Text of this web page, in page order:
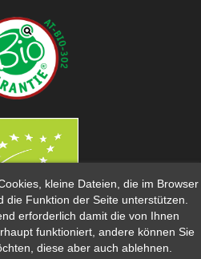
kleine Dateien, die im Browser
die Funktion der Seite unterstützen.
erforderlich damit die von Ihnen
funktioniert, andere können Sie
diese aber auch ablehnen.